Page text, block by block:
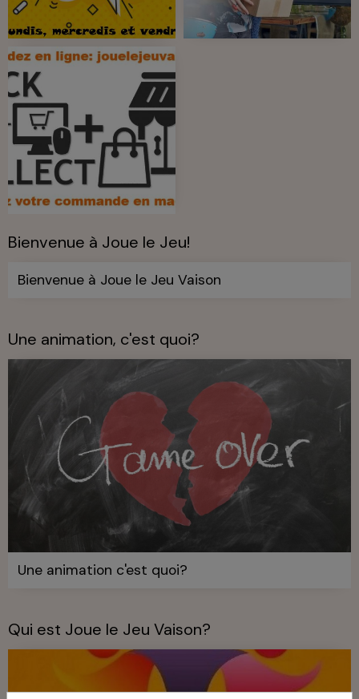
Bienvenue à Joue le Jeu!
Bienvenue à Joue le Jeu Vaison
Une animation, c'est quoi?
Une animation c'est quoi?
Qui est Joue le Jeu Vaison?